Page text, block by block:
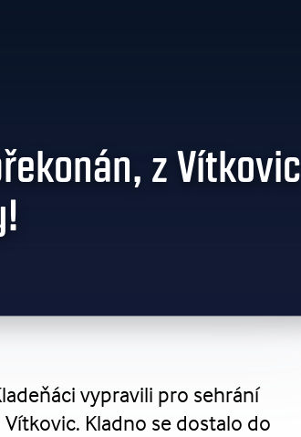
z Vítkovic
vypravili pro sehrání
Kladno se dostalo do